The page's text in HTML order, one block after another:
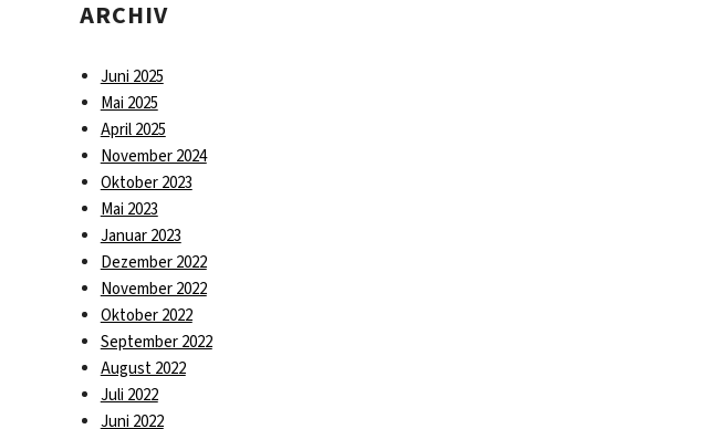
ARCHIV
Juni 2025
Mai 2025
April 2025
November 2024
Oktober 2023
Mai 2023
Januar 2023
Dezember 2022
November 2022
Oktober 2022
September 2022
August 2022
Juli 2022
Juni 2022